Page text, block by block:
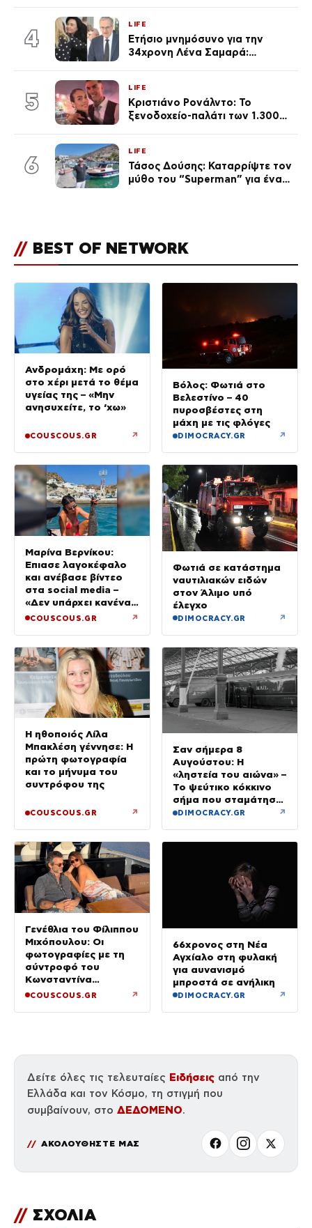
του Θεού»
4
LIFE
Ετήσιο μνημόσυνο για την
34χρονη Λένα Σαμαρά:
5
LIFE
Κριστιάνο Ρονάλντο: Το
ξενοδοχείο-παλάτι των 1.300
(φωτογραφίες)
6
LIFE
Τάσος Δούσης: Καταρρίψτε τον
μύθο του “Superman” για ένα
// BEST OF NETWORK
Ανδρομάχη: Με ορό
στο χέρι μετά το θέμα
υγείας της – «Μην
ανησυχείτε, το ‘χω»
COUSCOUS.GR ↗
Βόλος: Φωτιά στο
Βελεστίνο – 40
πυροσβέστες στη
μάχη με τις φλόγες
DIMOCRACY.GR ↗
Μαρίνα Βερνίκου:
Έπιασε λαγοκέφαλο
και ανέβασε βίντεο
στα social media –
«Δεν υπάρχει κανένας
λόγος να φοβόμαστε»
COUSCOUS.GR ↗
Φωτιά σε κατάστημα
ναυτιλιακών ειδών
στον Άλιμο υπό
έλεγχο
DIMOCRACY.GR ↗
Η ηθοποιός Λίλα
Μπακλέση γέννησε: Η
πρώτη φωτογραφία
και το μήνυμα του
συντρόφου της
COUSCOUS.GR ↗
Σαν σήμερα 8
Αυγούστου: Η
«ληστεία του αιώνα» –
Το ψεύτικο κόκκινο
σήμα που σταμάτησε
τρένο με 2,6 εκατ.
DIMOCRACY.GR ↗
Γενέθλια του Φίλιππου
Μιχόπουλου: Οι
φωτογραφίες με τη
σύντροφό του
Κωνσταντίνα
Ευρυπίδου και το
COUSCOUS.GR ↗
66χρονος στη Νέα
Αγχίαλο στη φυλακή
για αυνανισμό
μπροστά σε ανήλικη
DIMOCRACY.GR ↗
Δείτε όλες τις τελευταίες Ειδήσεις από την
Ελλάδα και τον Κόσμο, τη στιγμή που
συμβαίνουν, στο ΔΕΔΟΜΕΝΟ.
ΑΚΟΛΟΥΘΗΣΤΕ ΜΑΣ
// ΣΧΟΛΙΑ